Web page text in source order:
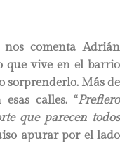
nos comenta Adrián
que vive en el barrio
sorprenderlo. Más de
calles. “Prefiero
que parecen todos
apurar por el lado